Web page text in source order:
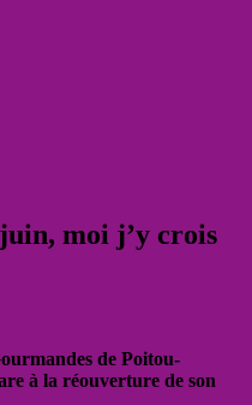
moi j’y crois
de Poitou-
à la réouverture de son